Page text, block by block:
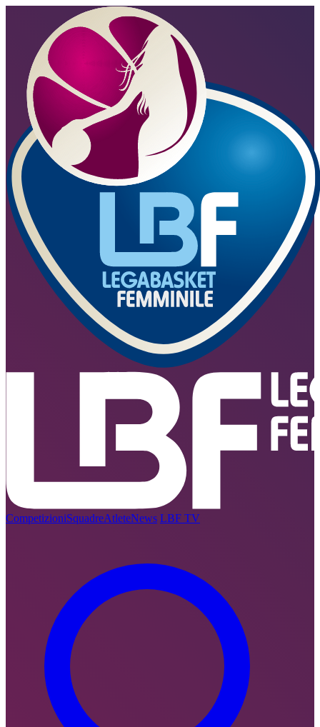
CompetizioniSquadreAtleteNews LBF TV